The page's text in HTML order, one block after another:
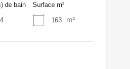
de bain
4
Surface m²
163 m²